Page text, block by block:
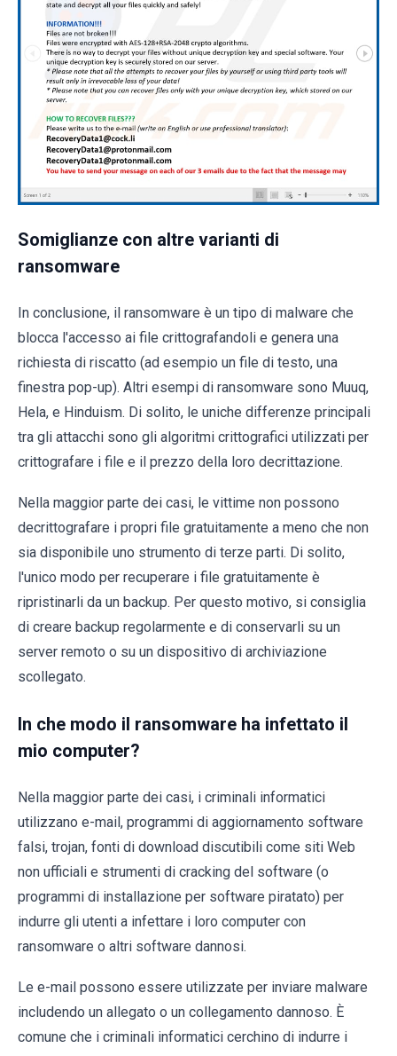
Somiglianze con altre varianti di
ransomware
In conclusione, il ransomware è un tipo di malware che
blocca l'accesso ai file crittografandoli e genera una
richiesta di riscatto (ad esempio un file di testo, una
finestra pop-up). Altri esempi di ransomware sono Muuq,
Hela, e Hinduism. Di solito, le uniche differenze principali
tra gli attacchi sono gli algoritmi crittografici utilizzati per
crittografare i file e il prezzo della loro decrittazione.
Nella maggior parte dei casi, le vittime non possono
decrittografare i propri file gratuitamente a meno che non
sia disponibile uno strumento di terze parti. Di solito,
l'unico modo per recuperare i file gratuitamente è
ripristinarli da un backup. Per questo motivo, si consiglia
di creare backup regolarmente e di conservarli su un
server remoto o su un dispositivo di archiviazione
scollegato.
In che modo il ransomware ha infettato il
mio computer?
Nella maggior parte dei casi, i criminali informatici
utilizzano e-mail, programmi di aggiornamento software
falsi, trojan, fonti di download discutibili come siti Web
non ufficiali e strumenti di cracking del software (o
programmi di installazione per software piratato) per
indurre gli utenti a infettare i loro computer con
ransomware o altri software dannosi.
Le e-mail possono essere utilizzate per inviare malware
includendo un allegato o un collegamento dannoso. È
comune che i criminali informatici cerchino di indurre i